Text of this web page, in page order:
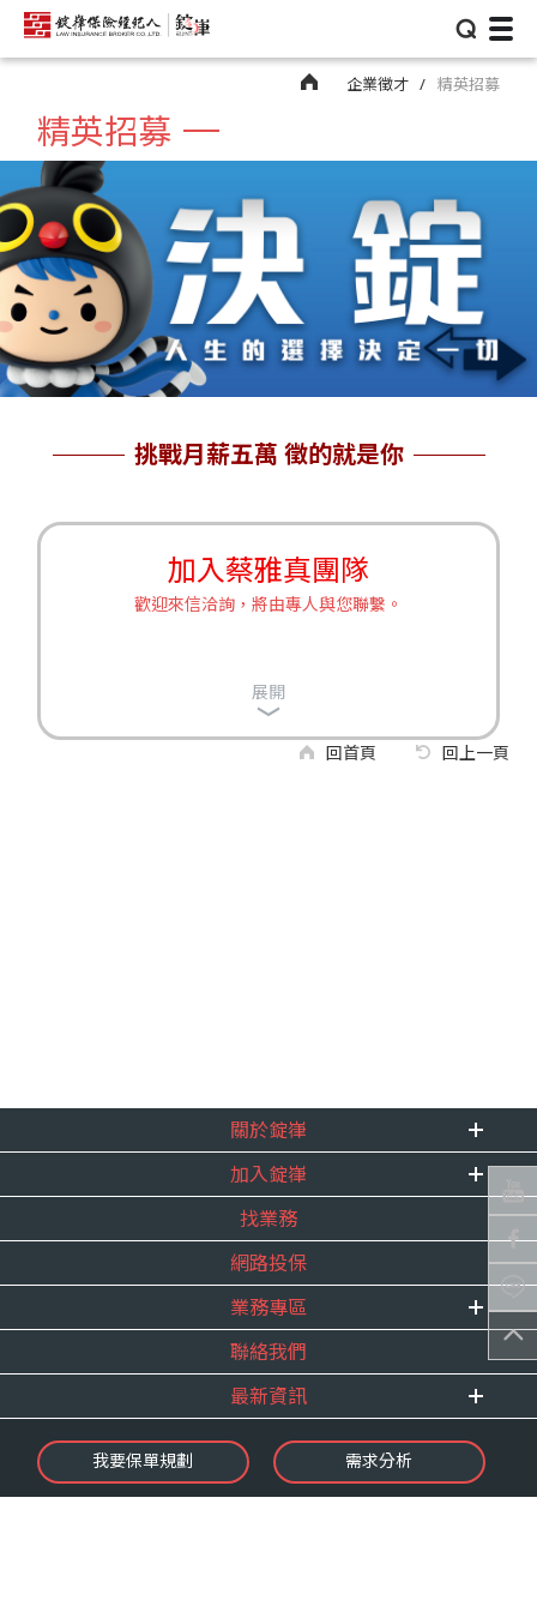
⌕
企業徵才 精英招募
精英招募
挑戰月薪五萬 徵的就是你
展開
加入蔡雅真團隊
歡迎來信洽詢，將由專人與您聯繫。
回首頁 回上一頁
關於錠嵂
企業資訊
重要事跡
得獎紀錄
服務宣言
合作夥伴
加入錠嵂
內勤招聘
精英招募
年度增員計畫
找業務
網路投保
業務專區
E 線資源網
聯絡我們
最新資訊
最新消息
錠嵂焦點
我要保單規劃 需求分析